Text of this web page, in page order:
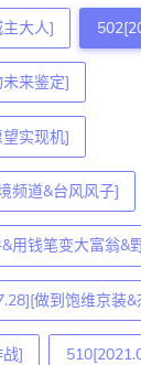
大人]
来鉴定]
实现机]
频道&台风风子]
用钱笔变大富翁&
做到饱维京装
]